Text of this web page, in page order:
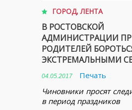
ГОРОД,ЛЕНТА
В РОСТОВСКОЙ
АДМИНИСТРАЦИИ
РОДИТЕЛЕЙ
ЭКСТРЕМАЛЬНЫМИ
04.05.2017
Печать
Чиновники просят
в период праздников